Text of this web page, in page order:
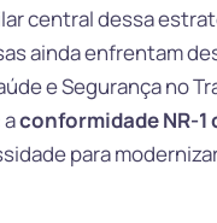
central dessa
ainda enfrentam
e Segurança no
conformidade NR-
para